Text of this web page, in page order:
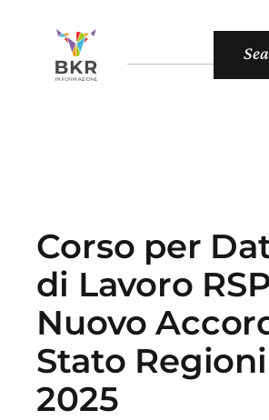
Corso per
di Lavoro
Nuovo
Stato Regioni
2025